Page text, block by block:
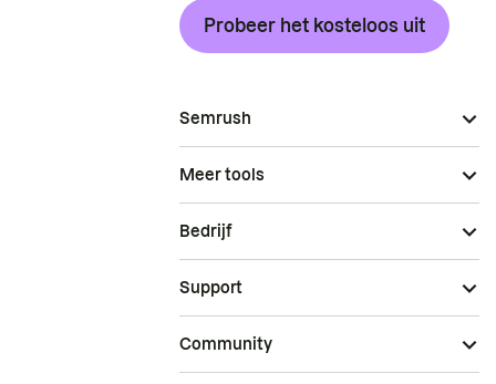
Probeer het kosteloos uit
Semrush
Meer tools
Bedrijf
Support
Community